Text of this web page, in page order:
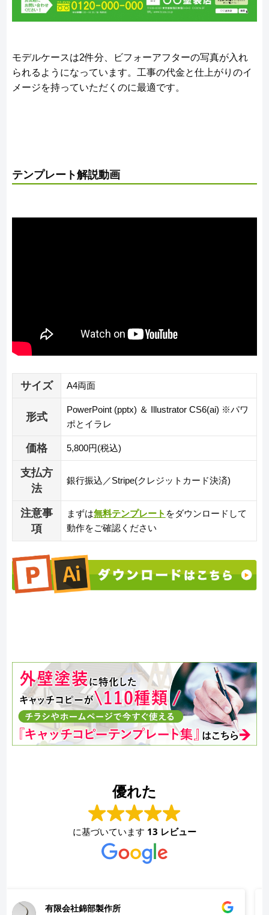
モデルケースは2件分、ビフォーアフターの写真が入れ
られるようになっています。工事の代金と仕上がりのイ
メージを持っていただくのに最適です。
テンプレート解説動画
サイズ A4両面
形式
PowerPoint (pptx) ＆ Illustrator CS6(ai) ※パワ
ポとイラレ
価格 5,800円(税込)
支払方
法
銀行振込／Stripe(クレジットカード決済)
注意事
項
まずは無料テンプレート をダウンロードして
動作をご確認ください
優れた
に基づいています 13 レビュー
永井史夫